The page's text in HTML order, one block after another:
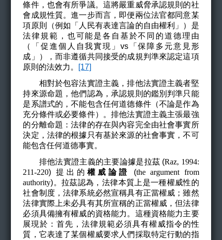
條件，也會有所爭議。這將嚴重威脅承認規則的社
會成規性質。進一步而言，即便兩位法官都同意某
項原則（例如「人民有表達言論的自由權利」）是
法律規範，也可能是各自基於不同的道德理由
（「促進個人自我實現」vs「保障多元意見形
成」），而非遵循共同接受的成規判準來認定這項
原則的法效力。 [17]
相對於包容法實證主義，排他法實證主義者堅
持來源命題，他們認為，承認規則的鑑別判準只能
是系譜式的，不能包含任何道德條件（不論是作為
充分條件或必要條件）。排他法實證主義主張最強
的分離命題：法律的存在與內容完全由社會事實所
決定，法律的根據只有基於來源的社會事實，不可
能包含任何道德事實。
排他法實證主義的主要論據是拉茲 (Raz, 1994:
211-220) 提出的權威論證 (the argument from
authority)。拉茲認為，法律本質上是一種權威性的
社會制度，法律系統必然宣稱具有正當權威；雖然
法律實際上未必具有其所宣稱的正當權威，但法律
必須具備擁有權威的資格能力。這種資格能力主要
展現於：首先，法律規範必須具有權威指令的性
質，它表達了某個權威要求人們採取特定行動的指